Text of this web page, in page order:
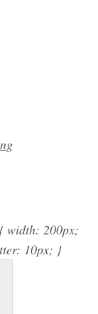
width: 200px;
10px; }